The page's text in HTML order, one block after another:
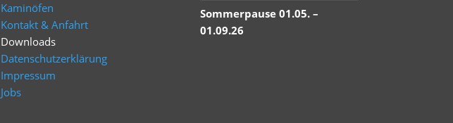
Kaminöfen
Kontakt & Anfahrt
Downloads
Datenschutzerklärung
Impressum
Jobs
Sommerpause 01.05. –
01.09.26